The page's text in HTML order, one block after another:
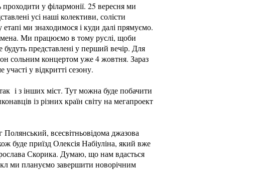
у філармонії. 25 вересня ми
усі наші колективи, солісти
ми знаходимося і куди далі прямуємо.
Ми працюємо в тому руслі, щоби
будуть представлені у перший вечір. Для
сольним концертом уже 4 жовтня. Зараз
у відкритті сезону.
і з інших міст. Тут можна буде побачити
із різних країн світу на мегапроект
всесвітньовідома джазова
буде приїзд Олексія Набіуліна, який вже
Скорика. Думаю, що нам вдасться
ми плануємо завершити новорічним